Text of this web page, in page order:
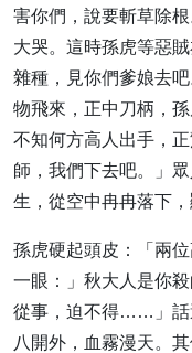
害你們，說要斬草除
大哭。這時孫虎等惡
雜種，見你們爹娘去
物飛來，正中刀柄，
不知何方高人出手，
師，我們下去吧。」
生，從空中冉冉落下，
孫虎硬起頭皮：「兩
一眼：」秋大人是你
從事，迫不得……」話
八開外，血霧漫天。